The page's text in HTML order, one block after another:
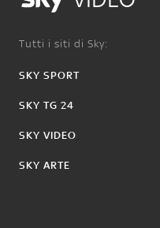
Tutti i siti di Sky:
SKY SPORT
SKY TG 24
SKY VIDEO
SKY ARTE